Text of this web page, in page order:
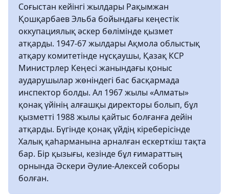
Соғыстан кейінгі жылдары Рақымжан
Қошқарбаев Эльба бойындағы кеңестік
оккупациялық әскер бөлімінде қызмет
атқарды. 1947-67 жылдары Ақмола облыстық
атқару комитетінде нұсқаушы, Қазақ КСР
Министрлер Кеңесі жанындағы қоныс
аударушылар жөніндегі бас басқармада
инспектор болды. Ал 1967 жылы «Алматы»
қонақ үйінің алғашқы директоры болып, бұл
қызметті 1988 жылы қайтыс болғанға дейін
атқарды. Бүгінде қонақ үйдің кіреберісінде
Халық қаһарманына арналған ескерткіш тақта
бар. Бір қызығы, кезінде бұл ғимараттың
орнында Әскери Әулие-Алексей соборы
болған.